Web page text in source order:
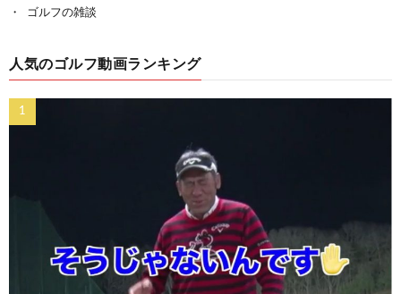
ゴルフの雑談
人気のゴルフ動画ランキング